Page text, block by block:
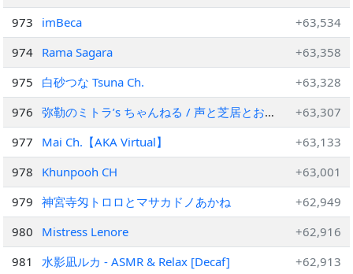
973
imBeca
+63,534
974 Rama Sagara
+63,358
975
白砂つな Tsuna Ch.
+63,328
976
弥勒のミトラ’s ちゃんねる / 声と芝居とおバ
カのch
+63,307
977
Mai Ch.【AKA Virtual】
+63,133
978
Khunpooh CH
+63,001
979
神宮寺匁トロロとマサカドノあかね
+62,949
980
Mistress Lenore
+62,916
981
水影凪ルカ - ASMR & Relax [Decaf]
+62,913